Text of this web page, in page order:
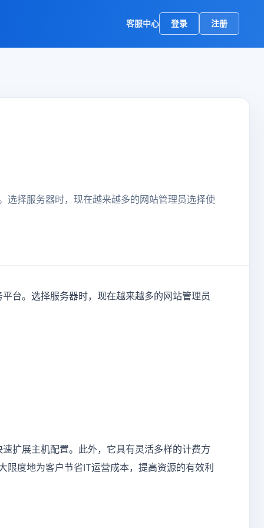
客服中心 登录 注册
选择服务器时，现在越来越多的网站管理员选择使
。选择服务器时，现在越来越多的网站管理员
扩展主机配置。此外，它具有灵活多样的计费方
限度地为客户节省IT运营成本，提高资源的有效利